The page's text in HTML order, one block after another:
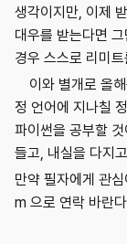
생각이지만, 이제
대우를 받는다면
경우 스스로 리미
이와 별개로 올해
정 언어에 지나칠
파이썬을 공부할
들고, 내실을 다지
만약 필자에게 관
m 으로 연락 바란